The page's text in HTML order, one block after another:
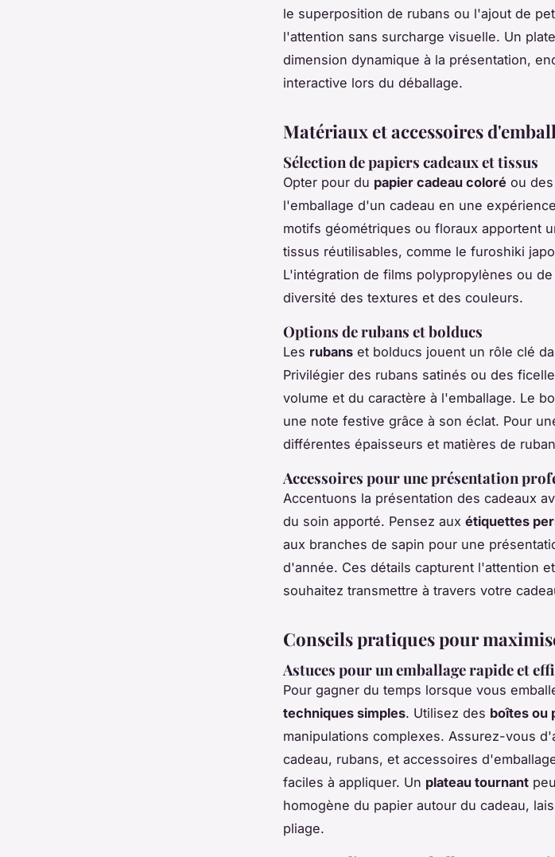
le superposition de rubans ou l'ajout de
l'attention sans surcharge visuelle. Un
dimension dynamique à la présentation,
interactive lors du déballage.
Matériaux et accessoires
Sélection de papiers cadeaux et tissus
Opter pour du papier cadeau coloré ou
l'emballage d'un cadeau en une
motifs géométriques ou floraux apportent
tissus réutilisables, comme le furoshiki
L'intégration de films polypropylènes ou
diversité des textures et des couleurs.
Options de rubans et bolducs
Les rubans et bolducs jouent un rôle clé
Privilégier des rubans satinés ou des
volume et du caractère à l'emballage. Le
une note festive grâce à son éclat. Pour
différentes épaisseurs et matières de
Accessoires pour une présentation
Accentuons la présentation des cadeaux
du soin apporté. Pensez aux étiquettes
aux branches de sapin pour une
d'année. Ces détails capturent l'attention
souhaitez transmettre à travers votre
Conseils pratiques pour
Astuces pour un emballage rapide et
Pour gagner du temps lorsque vous
techniques simples. Utilisez des boîtes ou
manipulations complexes. Assurez-vous
cadeau, rubans, et accessoires
faciles à appliquer. Un plateau tournant
homogène du papier autour du cadeau,
pliage.